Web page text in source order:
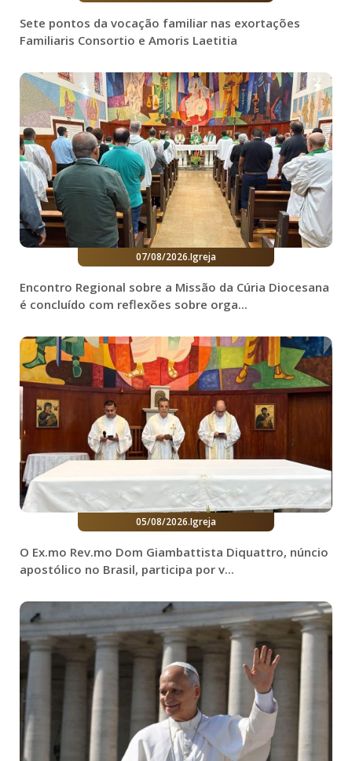
Sete pontos da vocação familiar nas exortações
Familiaris Consortio e Amoris Laetitia
07/08/2026.Igreja
Encontro Regional sobre a Missão da Cúria Diocesana
é concluído com reflexões sobre orga...
05/08/2026.Igreja
O Ex.mo Rev.mo Dom Giambattista Diquattro, núncio
apostólico no Brasil, participa por v...